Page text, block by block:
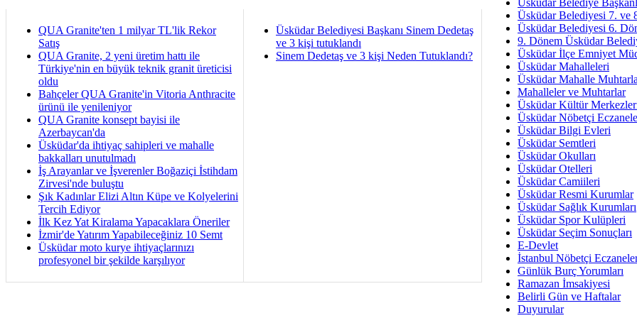
QUA Granite'ten 1 milyar TL'lik Rekor
Satış
QUA Granite, 2 yeni üretim hattı ile
Türkiye'nin en büyük teknik granit üreticisi
oldu
Bahçeler QUA Granite'in Vitoria Anthracite
ürünü ile yenileniyor
QUA Granite konsept bayisi ile
Azerbaycan'da
Üsküdar'da ihtiyaç sahipleri ve mahalle
bakkalları unutulmadı
İş Arayanlar ve İşverenler Boğaziçi İstihdam
Zirvesi'nde buluştu
Şık Kadınlar Elizi Altın Küpe ve Kolyelerini
Tercih Ediyor
İlk Kez Yat Kiralama Yapacaklara Öneriler
İzmir'de Yatırım Yapabileceğiniz 10 Semt
Üsküdar moto kurye ihtiyaçlarınızı
profesyonel bir şekilde karşılıyor
Üsküdar Belediyesi Başkanı Sinem Dedetaş
ve 3 kişi tutuklandı
Sinem Dedetaş ve 3 kişi Neden Tutuklandı?
İmar Sorunlarının Genel
Arakan
Bayramın
Ruhsal
Üsküdar
Üsküdar Belediye
Üsküdar Belediyesi 7. ve
Üsküdar Belediyesi 6.
9. Dönem Üsküdar
Üsküdar İlçe Emniyet
Üsküdar Mahalleleri
Üsküdar Mahalle
Mahalleler ve Muhtarlar
Üsküdar Kültür
Üsküdar Nöbetçi
Üsküdar Bilgi Evleri
Üsküdar Semtleri
Üsküdar Okulları
Üsküdar Otelleri
Üsküdar Camiileri
Üsküdar Resmi Kurumlar
Üsküdar Sağlık Kurumları
Üsküdar Spor Kulüpleri
Üsküdar Seçim Sonuçları
E-Devlet
İstanbul Nöbetçi
Günlük Burç Yorumları
Ramazan İmsakiyesi
Belirli Gün ve Haftalar
Duyurular